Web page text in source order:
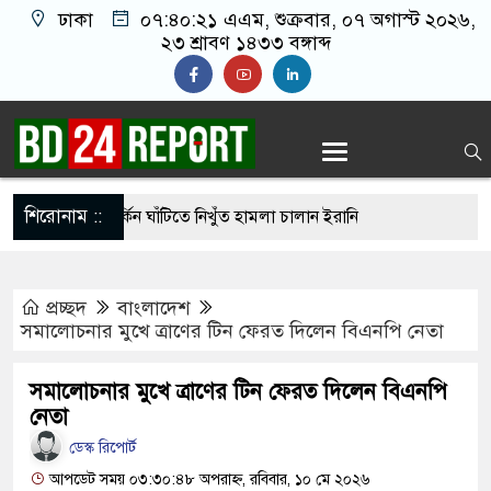
ঢাকা ০৭:৪০:২২ এএম, শুক্রবার, ০৭ অগাস্ট ২০২৬,
২৩ শ্রাবণ ১৪৩৩ বঙ্গাব্দ
শিরোনাম ::
ছাড়াই মার্কিন ঘাঁটিতে নিখুঁত হামলা চালান ইরানি
১০০ পরিবারকে নতুন ঘর দেবেন প্রধানমন্ত্রী
ছাত্রী
‘হাজারগুণ ভালো’ দেশ চালাচ্ছেন তারেক রহমান:
প্রচ্ছদ
বাংলাদেশ
সমালোচনার মুখে ত্রাণের টিন ফেরত দিলেন বিএনপি নেতা
সমালোচনার মুখে ত্রাণের টিন ফেরত দিলেন বিএনপি
নেতা
ডেস্ক রিপোর্ট
আপডেট সময় ০৩:৩০:৪৮ অপরাহ্ন, রবিবার, ১০ মে ২০২৬